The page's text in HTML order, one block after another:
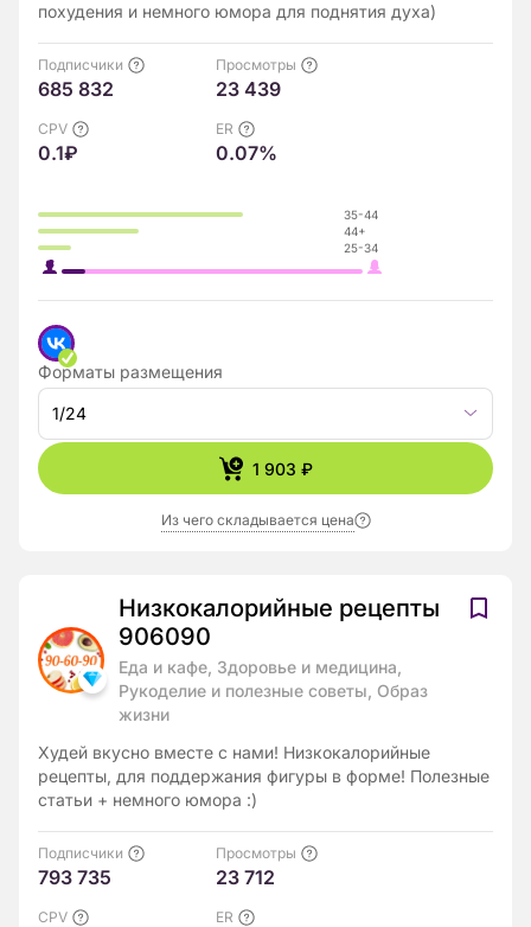
похудения и немного юмора для поднятия духа)
35-44
44+
25-34
Подписчики
685 832
Просмотры
23 439
CPV
0.1₽
ER
0.07%
Форматы размещения
1/24
1 903 ₽
Из чего складывается цена
Низкокалорийные рецепты
906090
Еда и кафе, Здоровье и медицина,
Рукоделие и полезные советы, Образ
жизни
Худей вкусно вместе с нами! Низкокалорийные
рецепты, для поддержания фигуры в форме! Полезные
статьи + немного юмора :)
Подписчики
793 735
Просмотры
23 712
CPV ER